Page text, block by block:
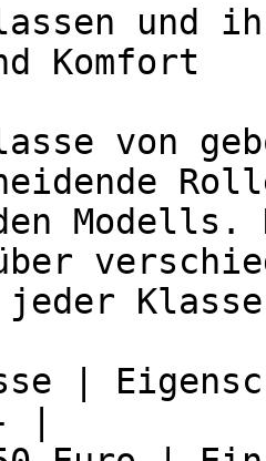
und
Komfort
von
|
|